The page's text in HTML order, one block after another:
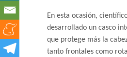
En esta ocasión,
desarrollado un casco
que protege más la
tanto frontales como